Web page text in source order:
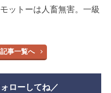
ットーは人畜無害。一級
事一覧へ
ローしてね／